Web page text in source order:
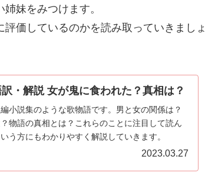
妹をみつけます。
価しているのかを読み取っていきましょ
・解説 女が鬼に食われた？真相は？
小説集のような歌物語です。男と女の関係は？
物語の真相とは？これらのことに注目して読ん
う方にもわかりやすく解説していきます。
2023.03.27